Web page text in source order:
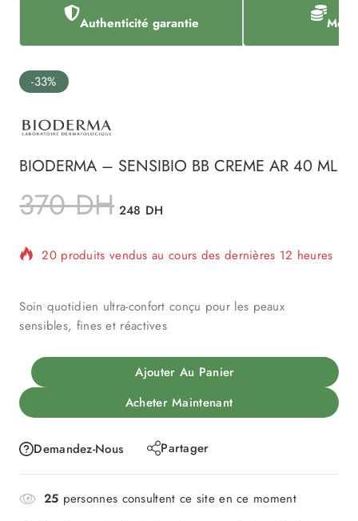
Authenticité garantie
-33%
BIODERMA – SENSIBIO BB CREME AR 40 ML
370DH 248 DH
20 produits vendus au cours des dernières 12 heures
panier
Soin quotidien ultra-confort conçu pour les peaux
sensibles, fines et réactives
Ajouter Au Panier
Acheter Maintenant
Demandez-Nous Partager
25 personnes consultent ce site en ce moment